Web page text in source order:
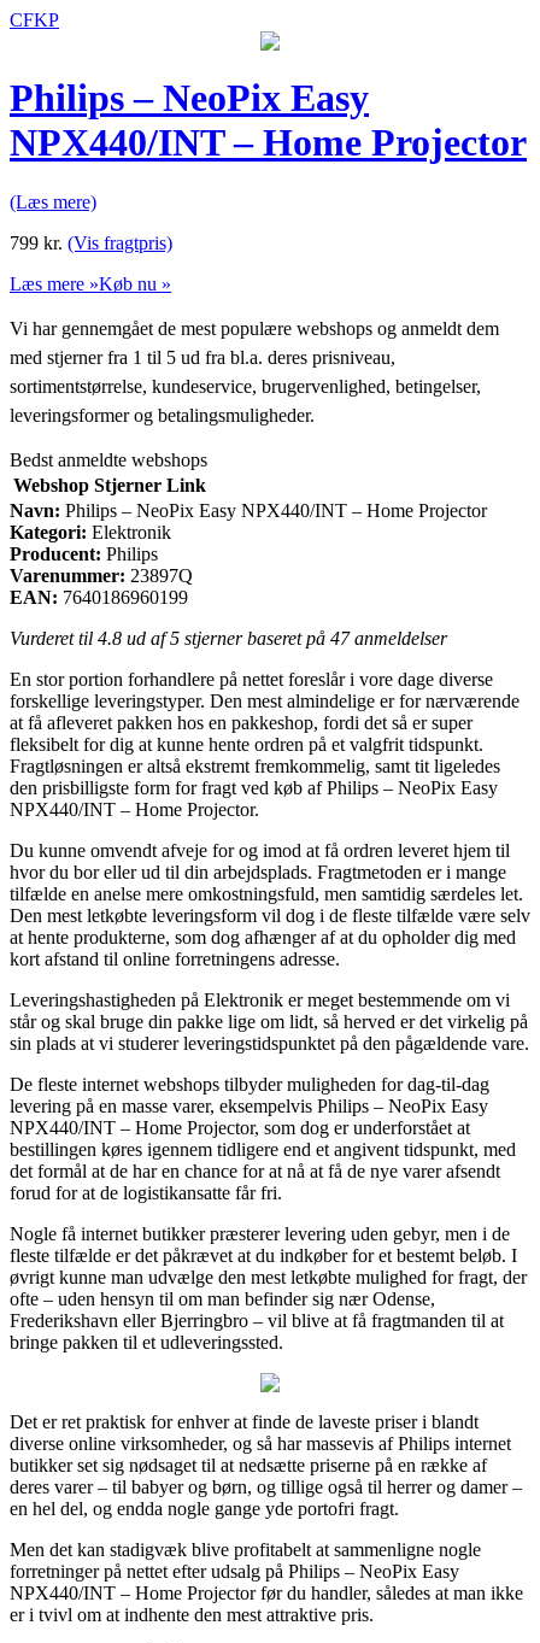
CFKP
Philips – NeoPix Easy
NPX440/INT – Home Projector
(Læs mere)
799 kr. (Vis fragtpris)
Læs mere »Køb nu »
Vi har gennemgået de mest populære webshops og anmeldt dem
med stjerner fra 1 til 5 ud fra bl.a. deres prisniveau,
sortimentstørrelse, kundeservice, brugervenlighed, betingelser,
leveringsformer og betalingsmuligheder.
Bedst anmeldte webshops
Webshop Stjerner Link
Navn: Philips – NeoPix Easy NPX440/INT – Home Projector
Kategori: Elektronik
Producent: Philips
Varenummer: 23897Q
EAN: 7640186960199
Vurderet til 4.8 ud af 5 stjerner baseret på 47anmeldelser
En stor portion forhandlere på nettet foreslår i vore dage diverse
forskellige leveringstyper. Den mest almindelige er for nærværende
at få afleveret pakken hos en pakkeshop, fordi det så er super
fleksibelt for dig at kunne hente ordren på et valgfrit tidspunkt.
Fragtløsningen er altså ekstremt fremkommelig, samt tit ligeledes
den prisbilligste form for fragt ved køb af Philips – NeoPix Easy
NPX440/INT – Home Projector.
Du kunne omvendt afveje for og imod at få ordren leveret hjem til
hvor du bor eller ud til din arbejdsplads. Fragtmetoden er i mange
tilfælde en anelse mere omkostningsfuld, men samtidig særdeles let.
Den mest letkøbte leveringsform vil dog i de fleste tilfælde være selv
at hente produkterne, som dog afhænger af at du opholder dig med
kort afstand til online forretningens adresse.
Leveringshastigheden på Elektronik er meget bestemmende om vi
står og skal bruge din pakke lige om lidt, så herved er det virkelig på
sin plads at vi studerer leveringstidspunktet på den pågældende vare.
De fleste internet webshops tilbyder muligheden for dag-til-dag
levering på en masse varer, eksempelvis Philips – NeoPix Easy
NPX440/INT – Home Projector, som dog er underforstået at
bestillingen køres igennem tidligere end et angivent tidspunkt, med
det formål at de har en chance for at nå at få de nye varer afsendt
forud for at de logistikansatte får fri.
Nogle få internet butikker præsterer levering uden gebyr, men i de
fleste tilfælde er det påkrævet at du indkøber for et bestemt beløb. I
øvrigt kunne man udvælge den mest letkøbte mulighed for fragt, der
ofte – uden hensyn til om man befinder sig nær Odense,
Frederikshavn eller Bjerringbro – vil blive at få fragtmanden til at
bringe pakken til et udleveringssted.
Det er ret praktisk for enhver at finde de laveste priser i blandt
diverse online virksomheder, og så har massevis af Philips internet
butikker set sig nødsaget til at nedsætte priserne på en række af
deres varer – til babyer og børn, og tillige også til herrer og damer –
en hel del, og endda nogle gange yde portofri fragt.
Men det kan stadigvæk blive profitabelt at sammenligne nogle
forretninger på nettet efter udsalg på Philips – NeoPix Easy
NPX440/INT – Home Projector før du handler, således at man ikke
er i tvivl om at indhente den mest attraktive pris.